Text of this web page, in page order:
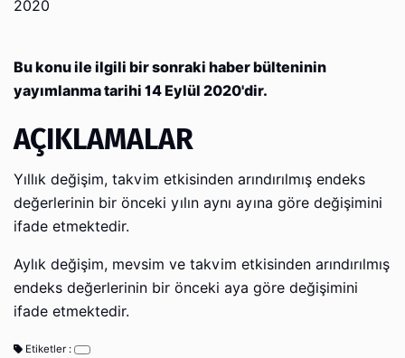
2020
Bu konu ile ilgili bir sonraki haber bülteninin
yayımlanma tarihi 14 Eylül 2020'dir.
AÇIKLAMALAR
Yıllık değişim, takvim etkisinden arındırılmış endeks
değerlerinin bir önceki yılın aynı ayına göre değişimini
ifade etmektedir.
Aylık değişim, mevsim ve takvim etkisinden arındırılmış
endeks değerlerinin bir önceki aya göre değişimini
ifade etmektedir.
Etiketler :